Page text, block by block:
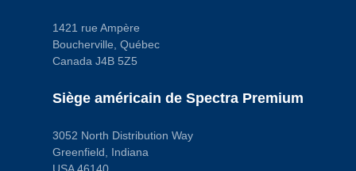
1421 rue Ampère
Boucherville, Québec
Canada J4B 5Z5
Siège américain de Spectra Premium
3052 North Distribution Way
Greenfield, Indiana